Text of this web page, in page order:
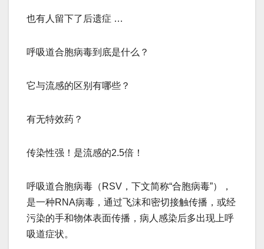
也有人留下了后遗症 …
呼吸道合胞病毒到底是什么？
它与流感的区别有哪些？
有无特效药？
传染性强！是流感的2.5倍！
呼吸道合胞病毒（RSV，下文简称“合胞病毒”），
是一种RNA病毒，通过飞沫和密切接触传播，或经
污染的手和物体表面传播，病人感染后多出现上呼
吸道症状。